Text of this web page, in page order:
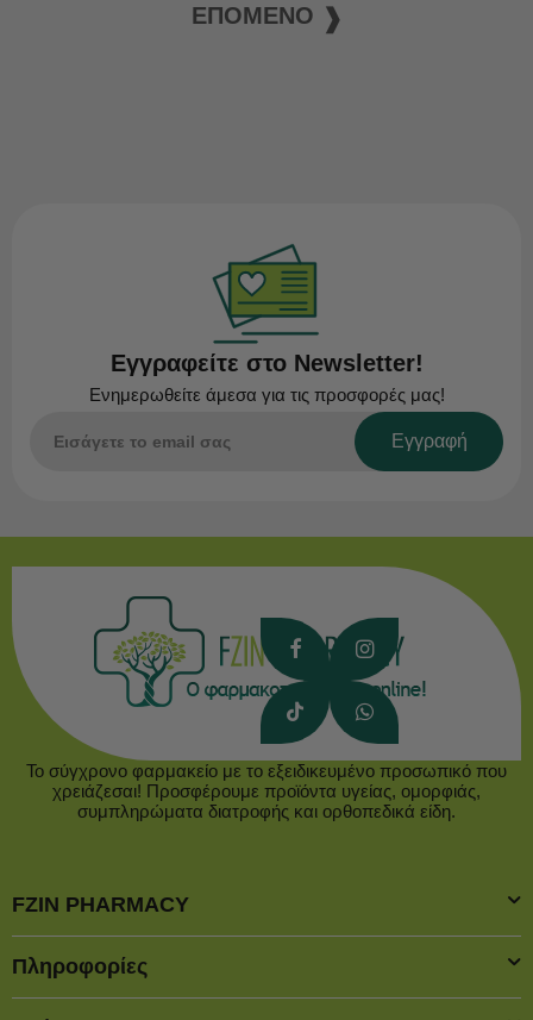
ΕΠΌΜΕΝΟ
Εγγραφείτε στο Newsletter!
Ενημερωθείτε άμεσα για τις προσφορές μας!
Εγγραφή
Το σύγχρονο φαρμακείο με το εξειδικευμένο προσωπικό που
χρειάζεσαι! Προσφέρουμε προϊόντα υγείας, ομορφιάς,
συμπληρώματα διατροφής και ορθοπεδικά είδη.
FZIN PHARMACY
Πληροφορίες